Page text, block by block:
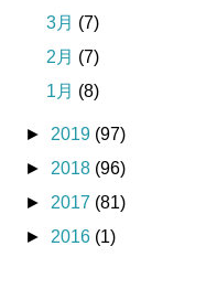
3月 (7)
2月 (7)
1月 (8)
► 2019 (97)
► 2018 (96)
► 2017 (81)
► 2016 (1)